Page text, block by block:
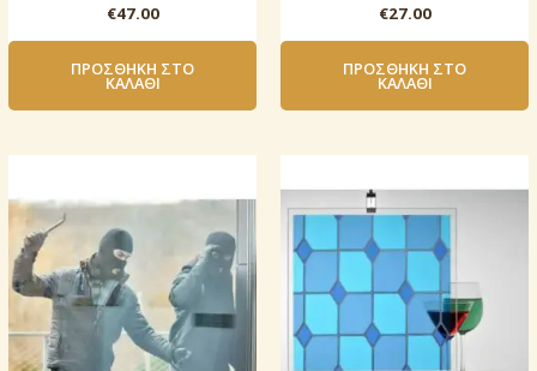
€47.00
ΠΡΟΣΘΉΚΗ ΣΤΟ
ΚΑΛΆΘΙ
€27.00
ΠΡΟΣΘΉΚΗ ΣΤΟ
ΚΑΛΆΘΙ